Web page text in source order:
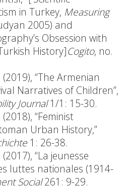
in Turkey, Measuring
2005) and
Obsession with
History]Cogito, no.
“The Armenian
Narratives of Children”,
Journal1/1: 15-30.
“Feminist
Urban History,”
1: 26-38.
“La jeunesse
luttes nationales (1914-
Social261: 9-29.